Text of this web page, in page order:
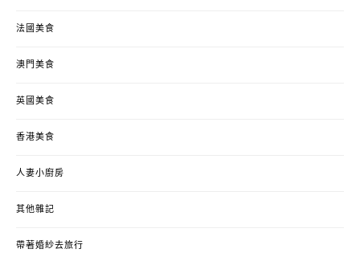
法國美食
澳門美食
英國美食
香港美食
人妻小廚房
其他雜記
帶著婚紗去旅行